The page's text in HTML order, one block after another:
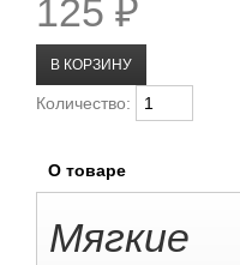
125 ₽
Количество:
О товаре
Мягкие